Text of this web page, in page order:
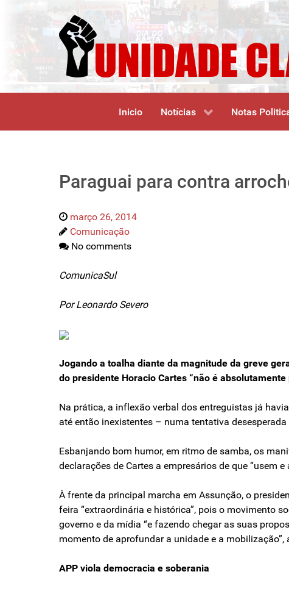
Inicio Notícias Notas
Paraguai para contra
março 26, 2014
Comunicação
No comments
ComunicaSul
Por Leonardo Severo
Jogando a toalha diante da magnitude da greve
do presidente Horacio Cartes “não é
Na prática, a inflexão verbal dos entreguistas já
até então inexistentes – numa tentativa
Esbanjando bom humor, em ritmo de samba, os
declarações de Cartes a empresários de que “usem
À frente da principal marcha em Assunção, o
feira “extraordinária e histórica”, pois o movimento
governo e da mídia “e fazendo chegar as suas
momento de aprofundar a unidade e a mobilização”,
APP viola democracia e soberania